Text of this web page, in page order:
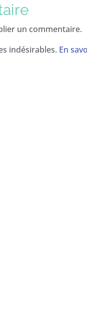
un commentaire.
indésirables. En